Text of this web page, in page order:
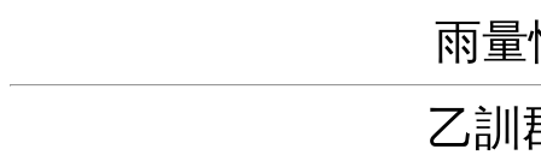
雨量
乙訓